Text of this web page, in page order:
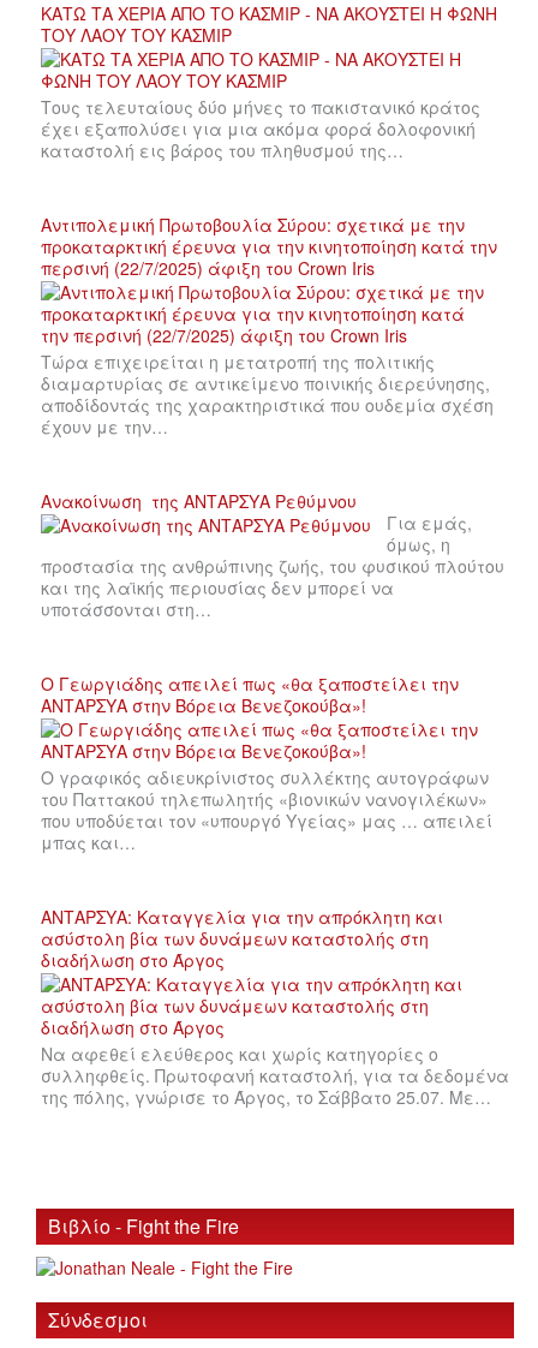
ΚΑΤΩ ΤΑ ΧΕΡΙΑ ΑΠΟ ΤΟ ΚΑΣΜΙΡ - ΝΑ ΑΚΟΥΣΤΕΙ Η ΦΩΝΗ
ΤΟΥ ΛΑΟΥ ΤΟΥ ΚΑΣΜΙΡ
Τους τελευταίους δύο μήνες το πακιστανικό κράτος
έχει εξαπολύσει για μια ακόμα φορά δολοφονική
καταστολή εις βάρος του πληθυσμού της…
Αντιπολεμική Πρωτοβουλία Σύρου: σχετικά με την
προκαταρκτική έρευνα για την κινητοποίηση κατά την
περσινή (22/7/2025) άφιξη του Crown Iris
Τώρα επιχειρείται η μετατροπή της πολιτικής
διαμαρτυρίας σε αντικείμενο ποινικής διερεύνησης,
αποδίδοντάς της χαρακτηριστικά που ουδεμία σχέση
έχουν με την…
Ανακοίνωση της ΑΝΤΑΡΣΥΑ Ρεθύμνου
Για εμάς,
όμως, η
προστασία της ανθρώπινης ζωής, του φυσικού πλούτου
και της λαϊκής περιουσίας δεν μπορεί να
υποτάσσονται στη…
Ο Γεωργιάδης απειλεί πως «θα ξαποστείλει την
ΑΝΤΑΡΣΥΑ στην Βόρεια Βενεζοκούβα»!
Ο γραφικός αδιευκρίνιστος συλλέκτης αυτογράφων
του Παττακού τηλεπωλητής «βιονικών νανογιλέκων»
που υποδύεται τον «υπουργό Υγείας» μας … απειλεί
μπας και…
ΑΝΤΑΡΣΥΑ: Καταγγελία για την απρόκλητη και
ασύστολη βία των δυνάμεων καταστολής στη
διαδήλωση στο Άργος
Να αφεθεί ελεύθερος και χωρίς κατηγορίες ο
συλληφθείς. Πρωτοφανή καταστολή, για τα δεδομένα
της πόλης, γνώρισε το Άργος, το Σάββατο 25.07. Με…
Βιβλίο - Fight the Fire
Σύνδεσμοι